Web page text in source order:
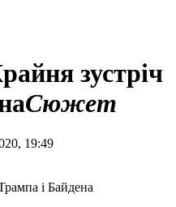
зустріч
Сюжет
19:49